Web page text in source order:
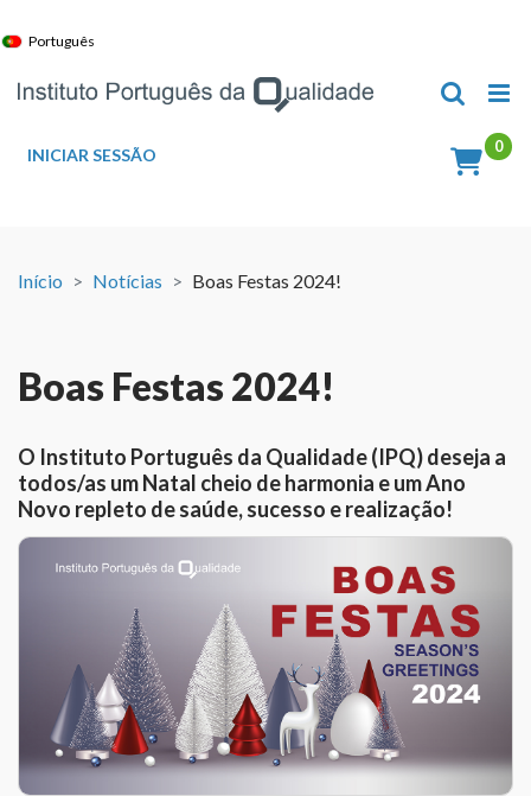
to
Português
INICIAR SESSÃO
Início Notícias Boas Festas 2024!
Boas Festas 2024!
O Instituto Português da Qualidade (IPQ) deseja a
todos/as um Natal cheio de harmonia e um Ano
Novo repleto de saúde, sucesso e realização!